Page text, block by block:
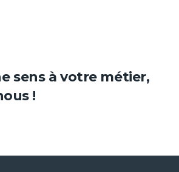
sens à votre métier,
!